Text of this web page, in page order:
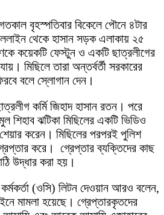
বৃহস্পতিবার বিকেলে পৌনে ৪টার
থেকে হাসান সড়ক এলাকায় ২৫
কয়েকটি ফেস্টুন ও একটি ছাত্রলীগের
মিছিলে তারা অন্তর্বর্তী সরকারের
বলে স্লোগান দেন।
কর্মি জিহাদ হাসান রতন। পরে
শিহাব ঝটিকা মিছিলের একটি ভিডিও
করেন। মিছিলের পরপরই পুলিশ
করে। গ্রেপ্তার ব্যক্তিদের কাছ
উদ্ধার করা হয়।
কর্মকর্তা (ওসি) লিটন দেওয়ান আরও বলেন,
মামলা হয়েছে। গ্রেপ্তারকৃতদের